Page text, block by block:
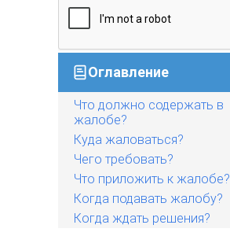
Оглавление
Что должно содержать в
жалобе?
Куда жаловаться?
Чего требовать?
Что приложить к жалобе?
Когда подавать жалобу?
Когда ждать решения?